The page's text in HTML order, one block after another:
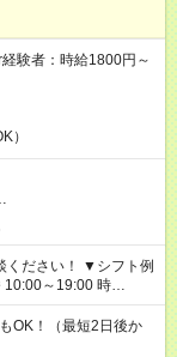
験者：時給1800円～
）
！ ▼シフト例
10:00～19:00 時
がいい」 「お昼の時
ば教えてください
OK！（最短2日後か